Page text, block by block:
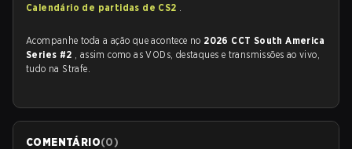
Calendário de partidas de CS2 .
Acompanhe toda a ação que acontece no 2026 CCT South America
Series #2 , assim como as VODs, destaques e transmissões ao vivo,
tudo na Strafe.
COMENTÁRIO(0)